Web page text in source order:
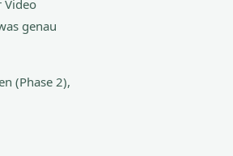
Video
genau
(Phase 2),